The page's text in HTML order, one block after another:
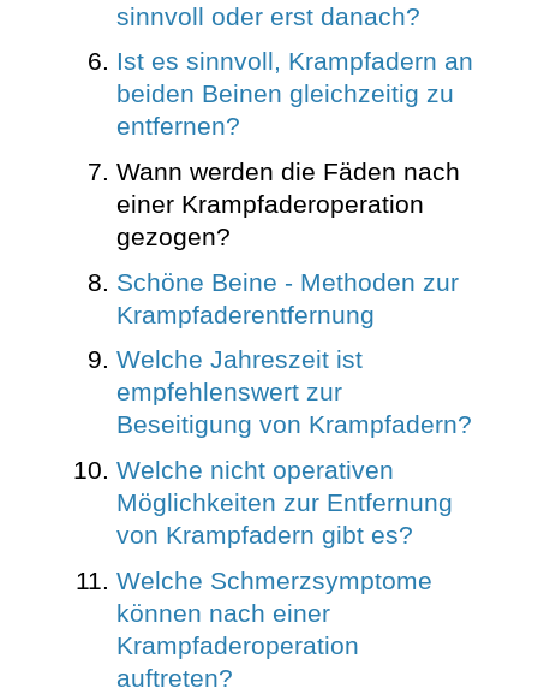
sinnvoll oder erst danach?
Ist es sinnvoll, Krampfadern an
beiden Beinen gleichzeitig zu
entfernen?
Wann werden die Fäden nach
einer Krampfaderoperation
gezogen?
Schöne Beine - Methoden zur
Krampfaderentfernung
Welche Jahreszeit ist
empfehlenswert zur
Beseitigung von Krampfadern?
Welche nicht operativen
Möglichkeiten zur Entfernung
von Krampfadern gibt es?
Welche Schmerzsymptome
können nach einer
Krampfaderoperation
auftreten?